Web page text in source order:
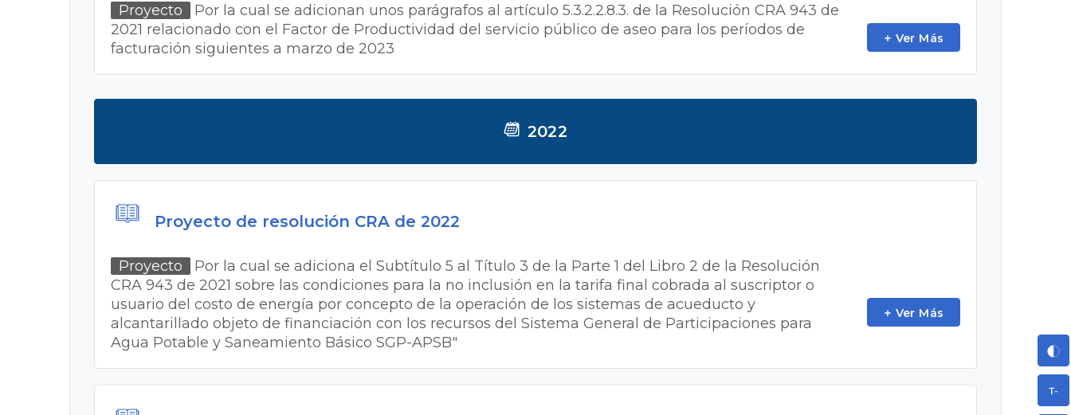
Proyecto
Por la cual se adicionan unos parágrafos al artículo 5.3.2.2.8.3. de la Resolución CRA 943 de
2021 relacionado con el Factor de Productividad del servicio público de aseo para los períodos de
facturación siguientes a marzo de 2023
Ver Más
2022
Proyecto de resolución CRA de 2022
Proyecto
Por la cual se adiciona el Subtítulo 5 al Título 3 de la Parte 1 del Libro 2 de la Resolución
CRA 943 de 2021 sobre las condiciones para la no inclusión en la tarifa final cobrada al suscriptor o
usuario del costo de energía por concepto de la operación de los sistemas de acueducto y
alcantarillado objeto de financiación con los recursos del Sistema General de Participaciones para
Agua Potable y Saneamiento Básico SGP-APSB"
Ver Más